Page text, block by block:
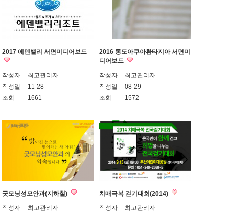
2017 에덴밸리 서면미디어보드
작성자
최고관리자
작성일
11-28
조회
1661
2016 통도아쿠아환타지아 서면미
디어보드
작성자
최고관리자
작성일
08-29
조회
1572
굿모닝성모안과(지하철)
작성자
최고관리자
치매극복 걷기대회(2014)
작성자
최고관리자